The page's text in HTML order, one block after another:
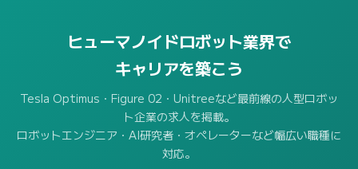
ヒューマノイドロボット業界で
キャリアを築こう
Tesla Optimus・Figure 02・Unitreeなど最前線の人型ロボッ
ト企業の求人を掲載。
ロボットエンジニア・AI研究者・オペレーターなど幅広い職種に
対応。